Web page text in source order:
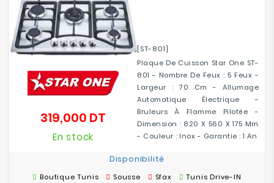
[ST-801]
Plaque De Cuisson Star One ST-
801 - Nombre De Feux : 5 Feux -
Largeur : 70 Cm - Allumage
Automatique Électrique -
Bruleurs À Flamme Pilotée -
Dimension : 820 X 560 X 175 Mm
- Couleur : Inox - Garantie : 1 An
319,000 DT
En stock
Disponibilité
Boutique Tunis Sousse Sfax Tunis Drive-IN